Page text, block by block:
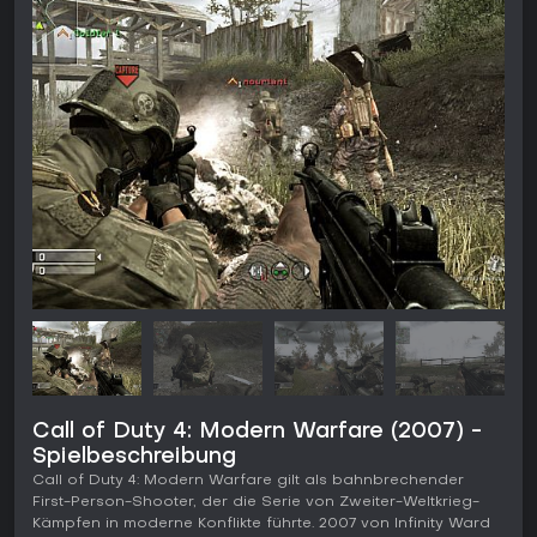
Call of Duty 4: Modern Warfare (2007) -
Spielbeschreibung
Call of Duty 4: Modern Warfare gilt als bahnbrechender
First-Person-Shooter, der die Serie von Zweiter-Weltkrieg-
Kämpfen in moderne Konflikte führte. 2007 von Infinity Ward